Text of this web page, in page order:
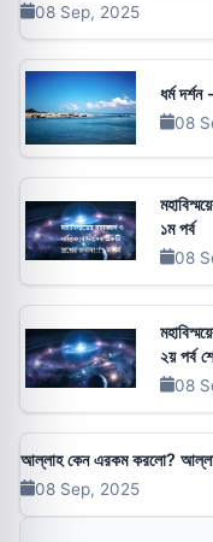
08 Sep, 2025
ধর্ম
08
১ম পর্ব
08
২য় পর্ব
08
আল্লাহ কেন এরকম করলো?
08 Sep, 2025